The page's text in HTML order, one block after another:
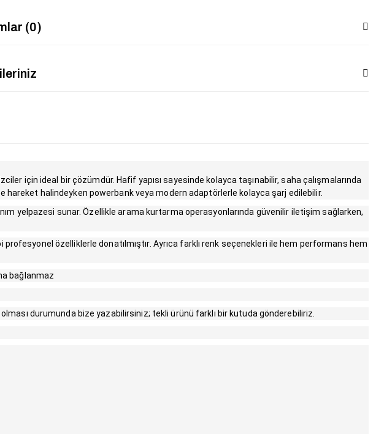
(0)
için ideal bir çözümdür. Hafif yapısı sayesinde kolayca taşınabilir, saha çalışmalarında
hareket halindeyken powerbank veya modern adaptörlerle kolayca şarj edilebilir.
yelpazesi sunar. Özellikle arama kurtarma operasyonlarında güvenilir iletişim sağlarken,
özelliklerle donatılmıştır. Ayrıca farklı renk seçenekleri ile hem performans hem
bağlanmaz
durumunda bize yazabilirsiniz; tekli ürünü farklı bir kutuda gönderebiliriz.